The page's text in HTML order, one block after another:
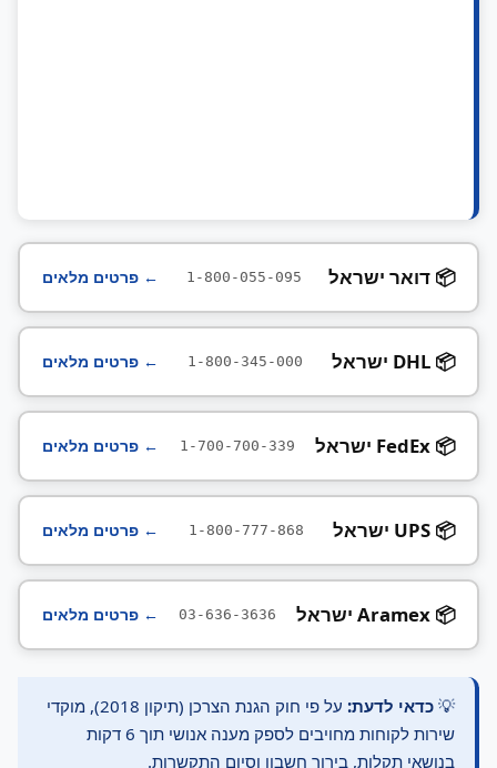
📦 דואר ישראל 1-800-055-095 ← פרטים מלאים
📦 DHL ישראל 1-800-345-000 ← פרטים מלאים
📦 FedEx ישראל 1-700-700-339 ← פרטים מלאים
📦 UPS ישראל 1-800-777-868 ← פרטים מלאים
📦 Aramex ישראל 03-636-3636 ← פרטים מלאים
💡 כדאי לדעת:
על פי חוק הגנת הצרכן (תיקון 2018), מוקדי
שירות לקוחות מחויבים לספק מענה אנושי תוך 6 דקות
בנושאי תקלות, בירור חשבון וסיום התקשרות.